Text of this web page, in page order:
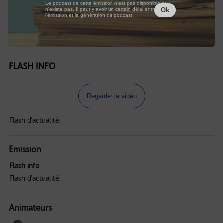
FLASH INFO
Regarder la vidéo
Flash d'actualité.
Emission
Flash info
Flash d'actualité.
Animateurs
Le podcast de cette émission n'est pas disponible ou
n'existe pas. Il peut y avoir un certain délai entre la fin de
l'émission et la génération du podcast.
Ok